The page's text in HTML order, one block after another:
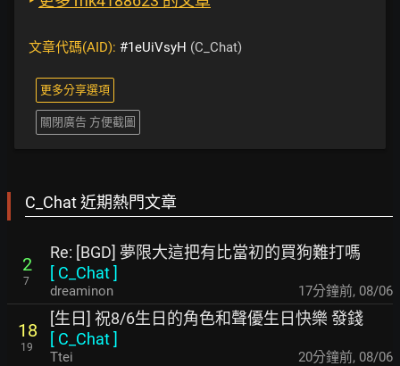
文章代碼(AID): #1eUiVsyH (C_Chat)
更多分享選項
關閉廣告 方便截圖
C_Chat 近期熱門文章
2
7
Re: [BGD] 夢限大這把有比當初的買狗難打嗎
[ C_Chat]
dreaminon 17分鐘前, 08/06
18
19
[生日] 祝8/6生日的角色和聲優生日快樂 發錢
[ C_Chat]
Ttei 20分鐘前, 08/06